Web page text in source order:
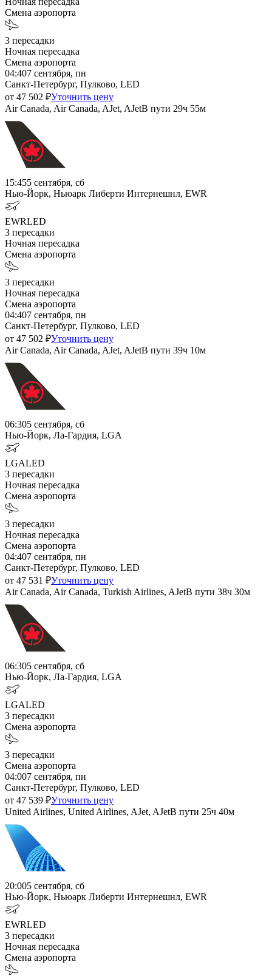
Смена аэропорта
3 пересадки
Ночная пересадка
Смена аэропорта
04:407 сентября, пн
Санкт-Петербург, Пулково, LED
от 47 502 ₽Уточнить цену
Air Canada, Air Canada, AJet, AJetВ пути 29ч 55м
15:455 сентября, сб
Нью-Йорк, Ньюарк Либерти Интернешнл, EWR
EWRLED
3 пересадки
Ночная пересадка
Смена аэропорта
3 пересадки
Ночная пересадка
Смена аэропорта
04:407 сентября, пн
Санкт-Петербург, Пулково, LED
от 47 502 ₽Уточнить цену
Air Canada, Air Canada, AJet, AJetВ пути 39ч 10м
06:305 сентября, сб
Нью-Йорк, Ла-Гардия, LGA
LGALED
3 пересадки
Ночная пересадка
Смена аэропорта
3 пересадки
Ночная пересадка
Смена аэропорта
04:407 сентября, пн
Санкт-Петербург, Пулково, LED
от 47 531 ₽Уточнить цену
Air Canada, Air Canada, Turkish Airlines, AJetВ пути 38ч 30м
06:305 сентября, сб
Нью-Йорк, Ла-Гардия, LGA
LGALED
3 пересадки
Смена аэропорта
3 пересадки
Смена аэропорта
04:007 сентября, пн
Санкт-Петербург, Пулково, LED
от 47 539 ₽Уточнить цену
United Airlines, United Airlines, AJet, AJetВ пути 25ч 40м
20:005 сентября, сб
Нью-Йорк, Ньюарк Либерти Интернешнл, EWR
EWRLED
3 пересадки
Ночная пересадка
Смена аэропорта